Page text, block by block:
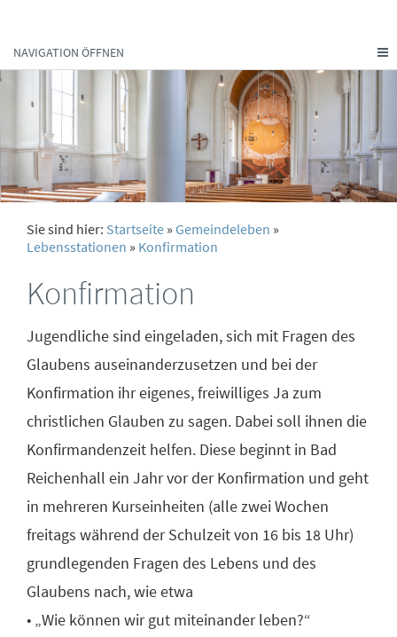
NAVIGATION ÖFFNEN
Sie sind hier: Startseite » Gemeindeleben »
Lebensstationen » Konfirmation
Konfirmation
Jugendliche sind eingeladen, sich mit Fragen des
Glaubens auseinanderzusetzen und bei der
Konfirmation ihr eigenes, freiwilliges Ja zum
christlichen Glauben zu sagen. Dabei soll ihnen die
Konfirmandenzeit helfen. Diese beginnt in Bad
Reichenhall ein Jahr vor der Konfirmation und geht
in mehreren Kurseinheiten (alle zwei Wochen
freitags während der Schulzeit von 16 bis 18 Uhr)
grundlegenden Fragen des Lebens und des
Glaubens nach, wie etwa
• „Wie können wir gut miteinander leben?“